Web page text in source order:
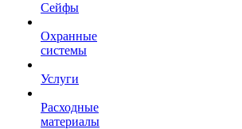
Сейфы
Охранные
системы
Услуги
Расходные
материалы